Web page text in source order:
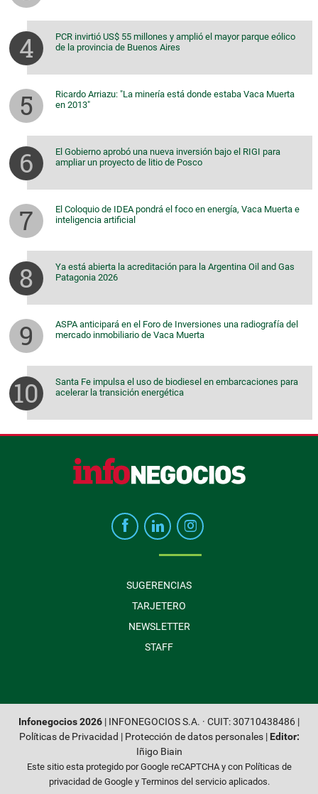
PCR invirtió US$ 55 millones y amplió el mayor parque eólico
de la provincia de Buenos Aires
Ricardo Arriazu: "La minería está donde estaba Vaca Muerta
en 2013"
El Gobierno aprobó una nueva inversión bajo el RIGI para
ampliar un proyecto de litio de Posco
El Coloquio de IDEA pondrá el foco en energía, Vaca Muerta e
inteligencia artificial
Ya está abierta la acreditación para la Argentina Oil and Gas
Patagonia 2026
ASPA anticipará en el Foro de Inversiones una radiografía del
mercado inmobiliario de Vaca Muerta
Santa Fe impulsa el uso de biodiesel en embarcaciones para
acelerar la transición energética
SUGERENCIAS
TARJETERO
NEWSLETTER
STAFF
Infonegocios 2026 | INFONEGOCIOS S.A. · CUIT: 30710438486 |
Políticas de Privacidad | Protección de datos personales| Editor:
Iñigo Biain
Este sitio esta protegido por Google reCAPTCHA y con Políticas de
privacidad de Googley Terminos del servicioaplicados.